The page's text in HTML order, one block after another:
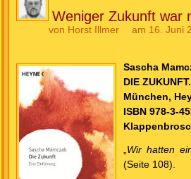
Weniger Zukunft war
von Horst Illmer am 16. Juni
Sascha
DIE
München,
ISBN 978-3-
Wir hatten
(Seite 108).